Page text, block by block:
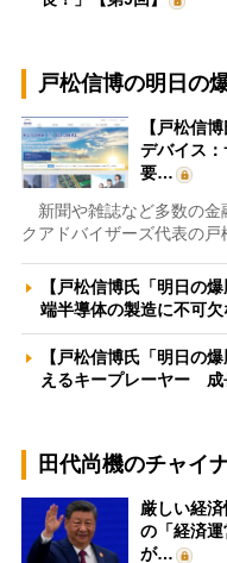
戸松信博の明日の
【戸松信
デバイス
要…
新聞や雑誌など多数の金
クアドバイザーズ代表の戸
【戸松信博氏「明日の
端半導体の製造に不可
【戸松信博氏「明日の
えるキープレーヤー
田代尚機のチャイ
厳しい経
の「経済
が…